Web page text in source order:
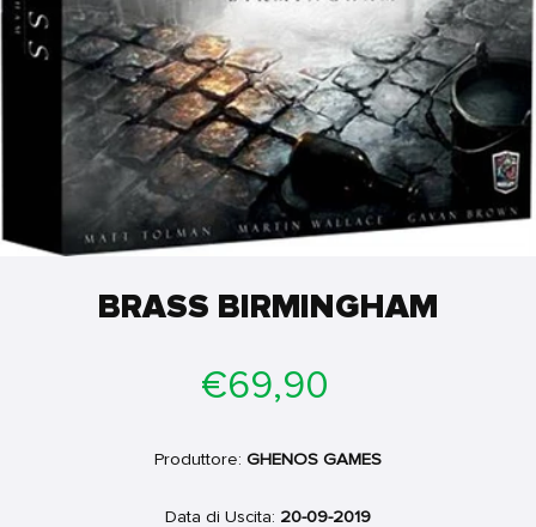
BRASS BIRMINGHAM
di
€69,90
Produttore: GHENOS GAMES
Data di Uscita: 20-09-2019